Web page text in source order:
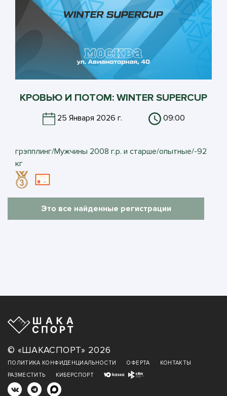
КРОВЬЮ И ПОТОМ: WINTER SUPERCUP
25 Января 2026 г. 09:00
грэпплинг/Мужчины 2008 г.р. и старше/опытные/-92
кг
Это все найденные регистрации
© «ШАКАСПОРТ» 2026
ПОЛИТИКА КОНФИДЕНЦИАЛЬНОСТИ ОФЕРТА
КОНТАКТЫ
РАЗМЕСТИТЬ
КИБЕРСПОРТ